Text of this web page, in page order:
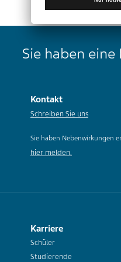
Sie haben
Kontakt
Schreiben Sie uns
Sie haben Nebenwirkungen
hier melden.
Karriere
Schüler
Studierende